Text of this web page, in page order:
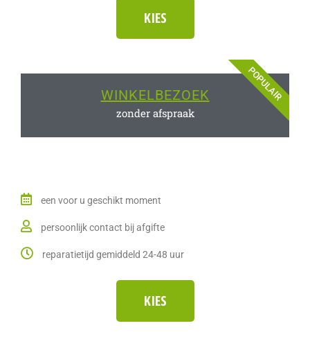
KIES
POPULAIR
WINKELBEZOEK
zonder afspraak
een voor u geschikt moment
persoonlijk contact bij afgifte
reparatietijd gemiddeld 24-48 uur
KIES